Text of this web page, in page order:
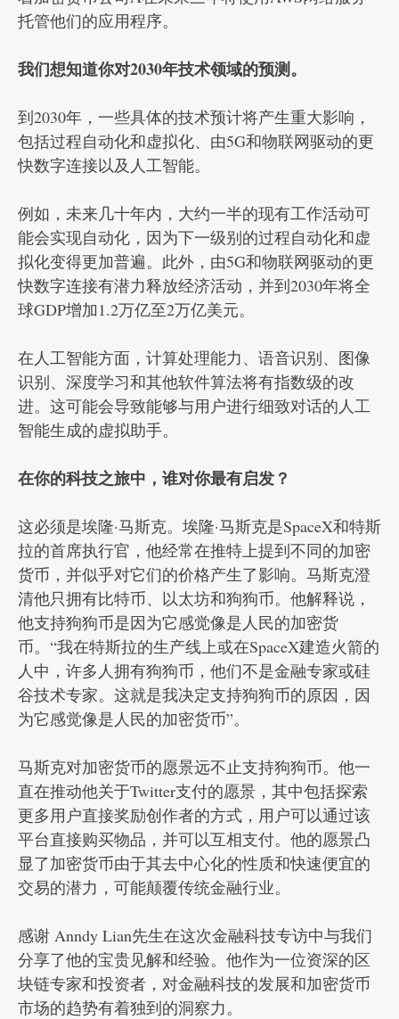
托管他们的应用程序。
我们想知道你对2030年技术领域的预测。
到2030年，一些具体的技术预计将产生重大影响，
包括过程自动化和虚拟化、由5G和物联网驱动的更
快数字连接以及人工智能。
例如，未来几十年内，大约一半的现有工作活动可
能会实现自动化，因为下一级别的过程自动化和虚
拟化变得更加普遍。此外，由5G和物联网驱动的更
快数字连接有潜力释放经济活动，并到2030年将全
球GDP增加1.2万亿至2万亿美元。
在人工智能方面，计算处理能力、语音识别、图像
识别、深度学习和其他软件算法将有指数级的改
进。这可能会导致能够与用户进行细致对话的人工
智能生成的虚拟助手。
在你的科技之旅中，谁对你最有启发？
这必须是埃隆·马斯克。埃隆·马斯克是SpaceX和特斯
拉的首席执行官，他经常在推特上提到不同的加密
货币，并似乎对它们的价格产生了影响。马斯克澄
清他只拥有比特币、以太坊和狗狗币。他解释说，
他支持狗狗币是因为它感觉像是人民的加密货
币。“我在特斯拉的生产线上或在SpaceX建造火箭的
人中，许多人拥有狗狗币，他们不是金融专家或硅
谷技术专家。这就是我决定支持狗狗币的原因，因
为它感觉像是人民的加密货币”。
马斯克对加密货币的愿景远不止支持狗狗币。他一
直在推动他关于Twitter支付的愿景，其中包括探索
更多用户直接奖励创作者的方式，用户可以通过该
平台直接购买物品，并可以互相支付。他的愿景凸
显了加密货币由于其去中心化的性质和快速便宜的
交易的潜力，可能颠覆传统金融行业。
感谢 Anndy Lian先生在这次金融科技专访中与我们
分享了他的宝贵见解和经验。他作为一位资深的区
块链专家和投资者，对金融科技的发展和加密货币
市场的趋势有着独到的洞察力。